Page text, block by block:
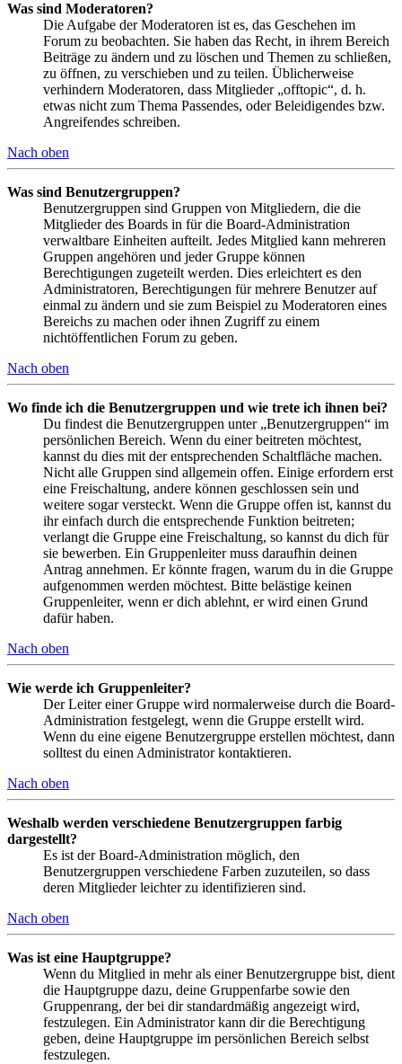
Was sind Moderatoren?
Die Aufgabe der Moderatoren ist es, das Geschehen im
Forum zu beobachten. Sie haben das Recht, in ihrem Bereich
Beiträge zu ändern und zu löschen und Themen zu schließen,
zu öffnen, zu verschieben und zu teilen. Üblicherweise
verhindern Moderatoren, dass Mitglieder „offtopic“, d. h.
etwas nicht zum Thema Passendes, oder Beleidigendes bzw.
Angreifendes schreiben.
Nach oben
Was sind Benutzergruppen?
Benutzergruppen sind Gruppen von Mitgliedern, die die
Mitglieder des Boards in für die Board-Administration
verwaltbare Einheiten aufteilt. Jedes Mitglied kann mehreren
Gruppen angehören und jeder Gruppe können
Berechtigungen zugeteilt werden. Dies erleichtert es den
Administratoren, Berechtigungen für mehrere Benutzer auf
einmal zu ändern und sie zum Beispiel zu Moderatoren eines
Bereichs zu machen oder ihnen Zugriff zu einem
nichtöffentlichen Forum zu geben.
Nach oben
Wo finde ich die Benutzergruppen und wie trete ich ihnen bei?
Du findest die Benutzergruppen unter „Benutzergruppen“ im
persönlichen Bereich. Wenn du einer beitreten möchtest,
kannst du dies mit der entsprechenden Schaltfläche machen.
Nicht alle Gruppen sind allgemein offen. Einige erfordern erst
eine Freischaltung, andere können geschlossen sein und
weitere sogar versteckt. Wenn die Gruppe offen ist, kannst du
ihr einfach durch die entsprechende Funktion beitreten;
verlangt die Gruppe eine Freischaltung, so kannst du dich für
sie bewerben. Ein Gruppenleiter muss daraufhin deinen
Antrag annehmen. Er könnte fragen, warum du in die Gruppe
aufgenommen werden möchtest. Bitte belästige keinen
Gruppenleiter, wenn er dich ablehnt, er wird einen Grund
dafür haben.
Nach oben
Wie werde ich Gruppenleiter?
Der Leiter einer Gruppe wird normalerweise durch die Board-
Administration festgelegt, wenn die Gruppe erstellt wird.
Wenn du eine eigene Benutzergruppe erstellen möchtest, dann
solltest du einen Administrator kontaktieren.
Nach oben
Weshalb werden verschiedene Benutzergruppen farbig
dargestellt?
Es ist der Board-Administration möglich, den
Benutzergruppen verschiedene Farben zuzuteilen, so dass
deren Mitglieder leichter zu identifizieren sind.
Nach oben
Was ist eine Hauptgruppe?
Wenn du Mitglied in mehr als einer Benutzergruppe bist, dient
die Hauptgruppe dazu, deine Gruppenfarbe sowie den
Gruppenrang, der bei dir standardmäßig angezeigt wird,
festzulegen. Ein Administrator kann dir die Berechtigung
geben, deine Hauptgruppe im persönlichen Bereich selbst
festzulegen.